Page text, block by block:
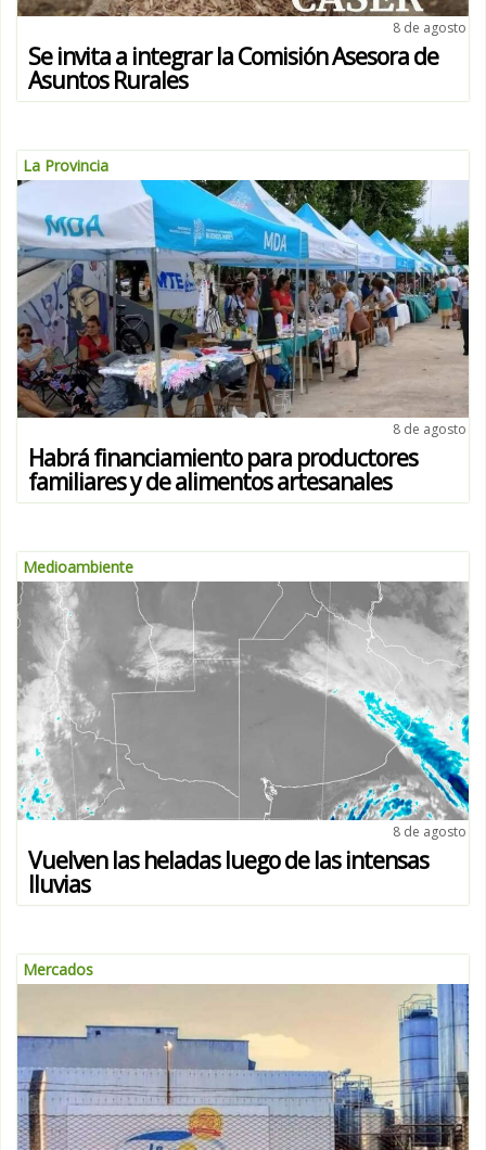
8 de agosto
Se invita a integrar la Comisión Asesora de
Asuntos Rurales
La Provincia
8 de agosto
Habrá financiamiento para productores
familiares y de alimentos artesanales
Medioambiente
8 de agosto
Vuelven las heladas luego de las intensas
lluvias
Mercados